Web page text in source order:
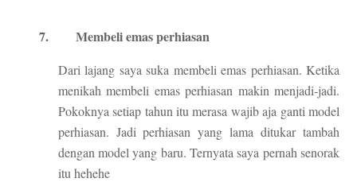
7. Membeli emas perhiasan
Dari lajang saya suka membeli emas perhiasan. Ketika
menikah membeli emas perhiasan makin menjadi-jadi.
Pokoknya setiap tahun itu merasa wajib aja ganti model
perhiasan. Jadi perhiasan yang lama ditukar tambah
dengan model yang baru. Ternyata saya pernah senorak
itu hehehe